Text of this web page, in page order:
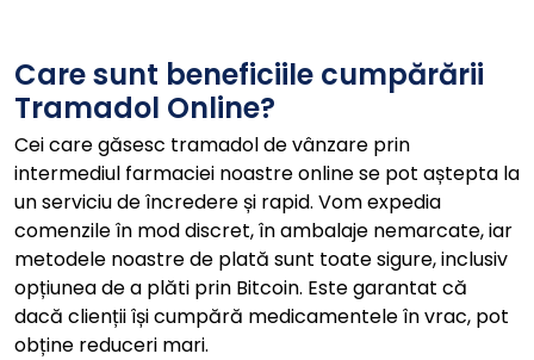
Care sunt beneficiile cumpărării
Tramadol Online?
Cei care găsesc tramadol de vânzare prin
intermediul farmaciei noastre online se pot aștepta la
un serviciu de încredere și rapid. Vom expedia
comenzile în mod discret, în ambalaje nemarcate, iar
metodele noastre de plată sunt toate sigure, inclusiv
opțiunea de a plăti prin Bitcoin. Este garantat că
dacă clienții își cumpără medicamentele în vrac, pot
obține reduceri mari.